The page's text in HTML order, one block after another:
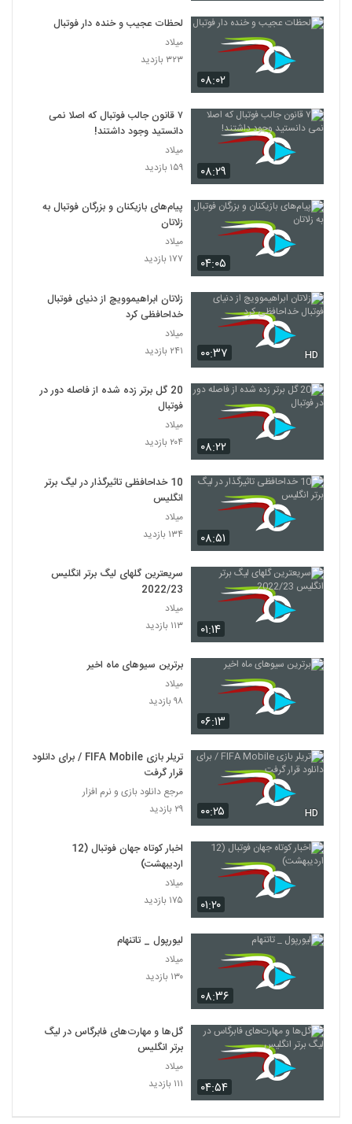
۰۸:۰۲
لحظات عجیب و خنده دار فوتبال
میلاد
۳۲۳ بازدید
۰۸:۲۹
۷ قانون جالب فوتبال که اصلا نمی
دانستید وجود داشتند!
میلاد
۱۵۹ بازدید
۰۴:۰۵
پیام‌های بازیکنان و بزرگان فوتبال به
زلاتان
میلاد
۱۷۷ بازدید
۰۰:۳۷ HD
زلاتان ابراهیموویچ از دنیای فوتبال
خداحافظی کرد
میلاد
۲۴۱ بازدید
۰۸:۲۲
20 گل برتر زده شده از فاصله دور در
فوتبال
میلاد
۲۰۴ بازدید
۰۸:۵۱
10 خداحافظی تاثیرگذار در لیگ برتر
انگلیس
میلاد
۱۳۴ بازدید
۰۱:۱۴
سریعترین گلهای لیگ برتر انگلیس
2022/23
میلاد
۱۱۳ بازدید
۰۶:۱۳
برترین سیوهای ماه اخیر
میلاد
۹۸ بازدید
۰۰:۲۵ HD
تریلر بازی FIFA Mobile / برای دانلود
قرار گرفت
مرجع دانلود بازی و نرم افزار
۲۹ بازدید
۰۱:۲۰
اخبار کوتاه جهان فوتبال (12
اردیبهشت)
میلاد
۱۷۵ بازدید
۰۸:۳۶
لیورپول _ تاتنهام
میلاد
۱۳۰ بازدید
۰۴:۵۴
گل‌ها و مهارت‌های فابرگاس در لیگ
برتر انگلیس
میلاد
۱۱۱ بازدید